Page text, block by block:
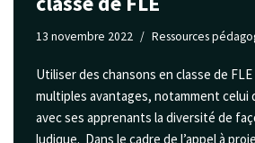
13 novembre 2022 Ressources
Utiliser des chansons en classe de
multiples avantages, notamment celui
avec ses apprenants la diversité de
ludique. Dans le cadre de l’appel à